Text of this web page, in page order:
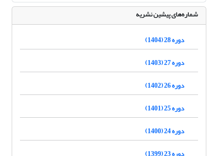
شماره‌های پیشین نشریه
دوره 28 (1404)
دوره 27 (1403)
دوره 26 (1402)
دوره 25 (1401)
دوره 24 (1400)